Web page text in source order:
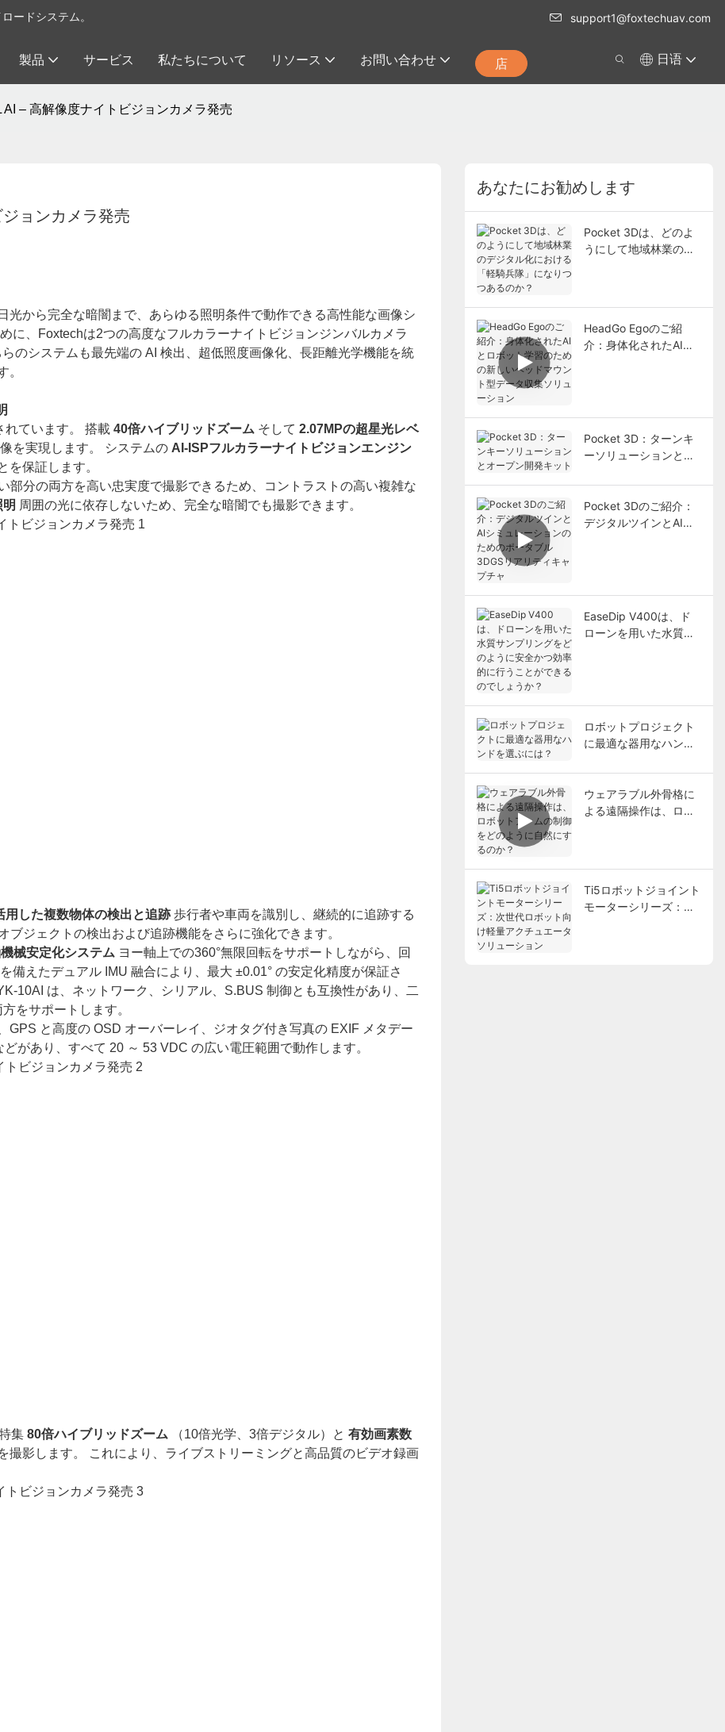
ードシステム。 support1@foxtechuav.com
製品 サービス 私たちについて リソース お問い合わせ 店 日语
– 高解像度ナイトビジョンカメラ発売
ョンカメラ発売
から完全な暗闇まで、あらゆる照明条件で動作できる高性能な画像シ
に、Foxtechは2つの高度なフルカラーナイトビジョンジンバルカメラ
らのシステムも最先端の AI 検出、超低照度画像化、長距離光学機能を統
。
れています。 搭載 40倍ハイブリッドズーム そして 2.07MPの超星光レベ
を実現します。 システムの AI-ISPフルカラーナイトビジョンエンジン
を保証します。
部分の両方を高い忠実度で撮影できるため、コントラストの高い複雑な
周囲の光に依存しないため、完全な暗闇でも撮影できます。
用した複数物体の検出と追跡歩行者や車両を識別し、継続的に追跡する
ブジェクトの検出および追跡機能をさらに強化できます。
械安定化システム ヨー軸上での360°無限回転をサポートしながら、回
備えたデュアル IMU 融合により、最大 ±0.01° の安定化精度が保証さ
10AI は、ネットワーク、シリアル、S.BUS 制御とも互換性があり、二
をサポートします。
と高度の OSD オーバーレイ、ジオタグ付き写真の EXIF メタデー
があり、すべて 20 ～ 53 VDC の広い電圧範囲で動作します。
集 80倍ハイブリッドズーム （10倍光学、3倍デジタル）と 有効画素数
撮影します。 これにより、ライブストリーミングと高品質のビデオ録画
あなたにお勧めします
Pocket 3Dは、どのよ
うにして地域林業のデ
HeadGo Egoのご紹
介：身体化されたAIと
Pocket 3D：ターンキ
ーソリューションとオ
Pocket 3Dのご紹介：
デジタルツインとAIシ
EaseDip V400は、ド
ローンを用いた水質サ
ロボットプロジェクト
に最適な器用なハンド
ウェアラブル外骨格に
よる遠隔操作は、ロボ
Ti5ロボットジョイント
モーターシリーズ：次